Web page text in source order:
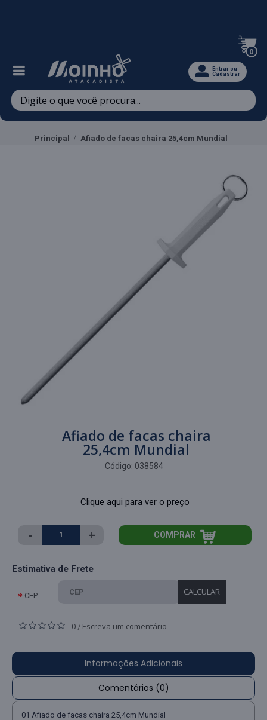
0
Entrar ou
Cadastrar
Principal Afiado de facas chaira 25,4cm Mundial
Afiado de facas chaira
25,4cm Mundial
Código: 038584
Clique aqui para ver o preço
- + COMPRAR
Estimativa de Frete
CEP CALCULAR
0 / Escreva um comentário
Informações Adicionais
Comentários (0)
01 Afiado de facas chaira 25,4cm Mundial